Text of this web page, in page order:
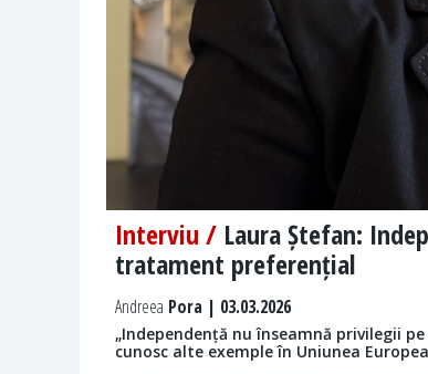
Interviu / Laura Ștefan:
tratament preferențial
Andreea Pora | 03.03.2026
„Independență nu înseamnă privilegii
cunosc alte exemple în Uniunea